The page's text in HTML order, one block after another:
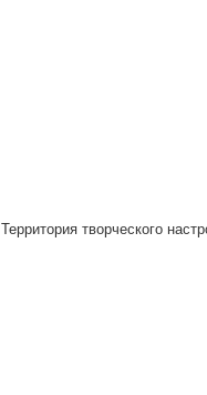
Территория творческого